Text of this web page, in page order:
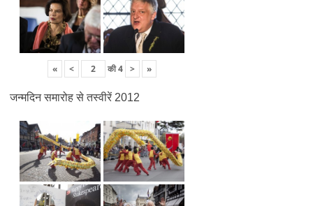
« < की4 > »
जन्मदिन समारोह से तस्वीरें 2012